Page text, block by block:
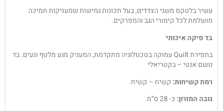
עשיר בלטקס משני הצדדים, בעל תכונות גמישות שמעניקות תמיכה
מושלמת לכל קימורי הגב והמפרקים.
בד פיקה איכותי
בתפירת Quilt עמוקה בטכנולוגיה מתקדמת, המעניק מגע מלטף ונעים. בד
נושם אנטי – בקטריאלי
רמת קשיחות: קשיח – קשיח.
גובה המזרון: כ- 28 ס”מ.